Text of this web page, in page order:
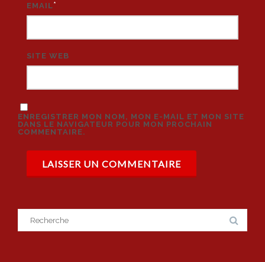
EMAIL*
SITE WEB
ENREGISTRER MON NOM, MON E-MAIL ET MON SITE
DANS LE NAVIGATEUR POUR MON PROCHAIN
COMMENTAIRE.
for: